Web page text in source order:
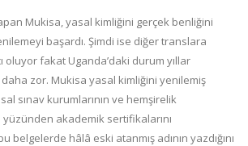
Mukisa, yasal kimliğini gerçek benliğini
başardı. Şimdi ise diğer translara
oluyor fakat Uganda’daki durum yıllar
zor. Mukisa yasal kimliğini yenilemiş
sınav kurumlarının ve hemşirelik
yüzünden akademik sertifikalarını
belgelerde hâlâ eski atanmış adının yazdığını